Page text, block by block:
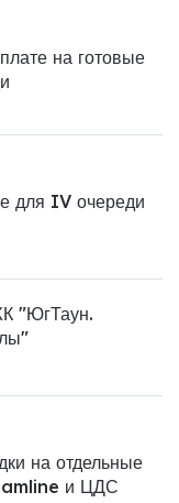
на готовые
для IV очереди
"ЮгТаун.
на отдельные
и ЦДС